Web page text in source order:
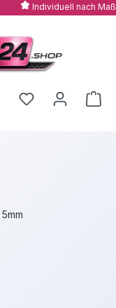
Individuell nach Maß